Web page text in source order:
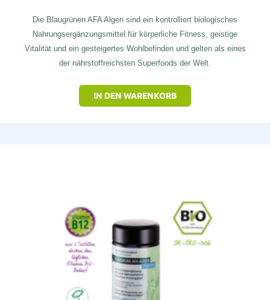
Die Blaugrünen AFA Algen sind ein kontrolliert biologisches
Nahrungsergänzungsmittel für körperliche Fitness, geistige
Vitalität und ein gesteigertes Wohlbefinden und gelten als eines
der nährstoffreichsten Superfoods der Welt.
IN DEN WARENKORB